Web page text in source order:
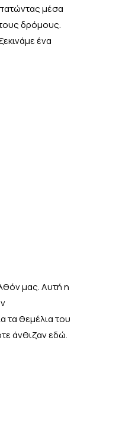
μέσα
δρόμους.
ένα
μας. Αυτή η
τα θεμέλια του
άνθιζαν εδώ.